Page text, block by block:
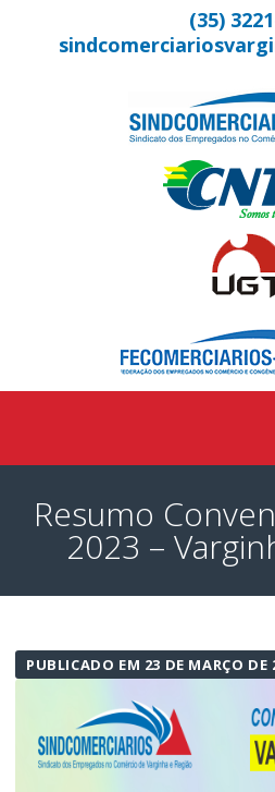
(35)
Resumo
2023 –
PUBLICADO EM 23 DE MARÇO DE